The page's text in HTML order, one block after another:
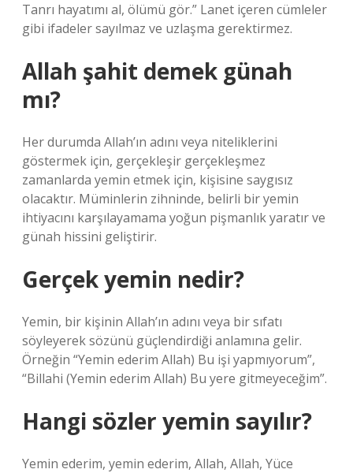
Tanrı hayatımı al, ölümü gör.” Lanet içeren cümleler
gibi ifadeler sayılmaz ve uzlaşma gerektirmez.
Allah şahit demek günah
mı?
Her durumda Allah’ın adını veya niteliklerini
göstermek için, gerçekleşir gerçekleşmez
zamanlarda yemin etmek için, kişisine saygısız
olacaktır. Müminlerin zihninde, belirli bir yemin
ihtiyacını karşılayamama yoğun pişmanlık yaratır ve
günah hissini geliştirir.
Gerçek yemin nedir?
Yemin, bir kişinin Allah’ın adını veya bir sıfatı
söyleyerek sözünü güçlendirdiği anlamına gelir.
Örneğin “Yemin ederim Allah) Bu işi yapmıyorum”,
“Billahi (Yemin ederim Allah) Bu yere gitmeyeceğim”.
Hangi sözler yemin sayılır?
Yemin ederim, yemin ederim, Allah, Allah, Yüce